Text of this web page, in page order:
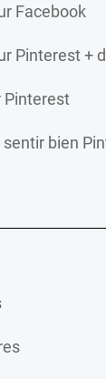
Facebook
Pinterest +
Pinterest
bien